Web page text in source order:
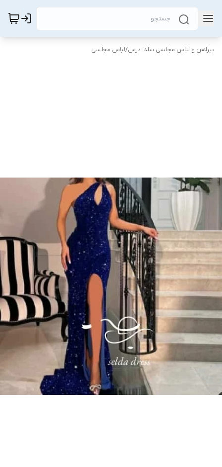
پیراهن و لباس مجلسی سلدا درس/لباس مجلسی